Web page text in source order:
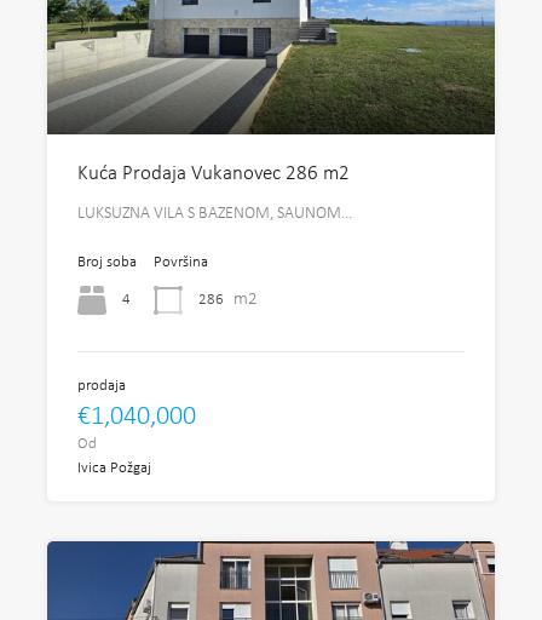
Kuća Prodaja Vukanovec 286 m2
LUKSUZNA VILA S BAZENOM, SAUNOM…
Broj soba
4
Površina
286 m2
prodaja
€1,040,000
Od
Ivica Požgaj